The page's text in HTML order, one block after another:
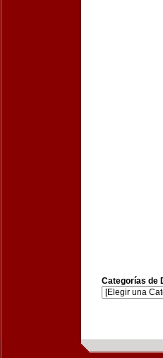
Categorías de